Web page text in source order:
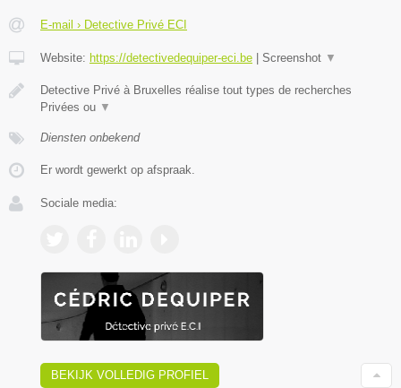
E-mail › Detective Privé ECI
Website: https://detectivedequiper-eci.be Screenshot ▼
Detective Privé à Bruxelles réalise tout types de recherches
Privées ou ▼
Diensten onbekend
Er wordt gewerkt op afspraak.
Sociale media:
BEKIJK VOLLEDIG PROFIEL